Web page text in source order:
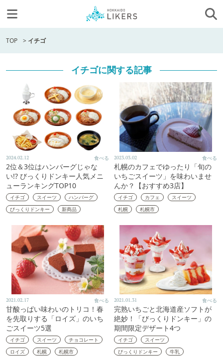
TOP > イチゴ
イチゴに関する記事
2024.02.12 食べる
2位＆3位はハンバーグじゃな
い!? びっくりドンキー人気メニ
ューランキングTOP10
イチゴ スイーツ
ハンバーグ
びっくりドンキー
新商品
2023.03.02 食べる
札幌のカフェでゆったり「旬の
いちごスイーツ」を味わいませ
んか？【おすすめ3店】
イチゴ カフェ
スイーツ
札幌
札幌市
2021.02.17 食べる
甘酸っぱい味わいのトリコ！春
を先取りする「ロイズ」のいち
ごスイーツ5選
イチゴ スイーツ
チョコレート
ロイズ
札幌 札幌市
2021.01.31 食べる
完熟いちごと北海道産ソフトが
絶妙！「びっくりドンキー」の
期間限定デザート4つ
イチゴ
スイーツ
びっくりドンキー
牛乳